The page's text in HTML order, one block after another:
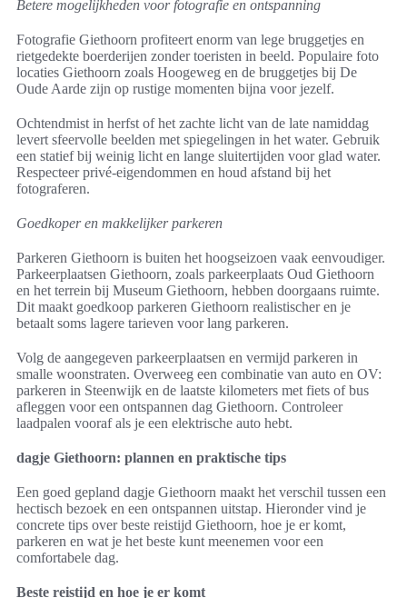
Betere mogelijkheden voor fotografie en ontspanning
Fotografie Giethoorn profiteert enorm van lege bruggetjes en
rietgedekte boerderijen zonder toeristen in beeld. Populaire foto
locaties Giethoorn zoals Hoogeweg en de bruggetjes bij De
Oude Aarde zijn op rustige momenten bijna voor jezelf.
Ochtendmist in herfst of het zachte licht van de late namiddag
levert sfeervolle beelden met spiegelingen in het water. Gebruik
een statief bij weinig licht en lange sluitertijden voor glad water.
Respecteer privé-eigendommen en houd afstand bij het
fotograferen.
Goedkoper en makkelijker parkeren
Parkeren Giethoorn is buiten het hoogseizoen vaak eenvoudiger.
Parkeerplaatsen Giethoorn, zoals parkeerplaats Oud Giethoorn
en het terrein bij Museum Giethoorn, hebben doorgaans ruimte.
Dit maakt goedkoop parkeren Giethoorn realistischer en je
betaalt soms lagere tarieven voor lang parkeren.
Volg de aangegeven parkeerplaatsen en vermijd parkeren in
smalle woonstraten. Overweeg een combinatie van auto en OV:
parkeren in Steenwijk en de laatste kilometers met fiets of bus
afleggen voor een ontspannen dag Giethoorn. Controleer
laadpalen vooraf als je een elektrische auto hebt.
dagje Giethoorn: plannen en praktische tips
Een goed gepland dagje Giethoorn maakt het verschil tussen een
hectisch bezoek en een ontspannen uitstap. Hieronder vind je
concrete tips over beste reistijd Giethoorn, hoe je er komt,
parkeren en wat je het beste kunt meenemen voor een
comfortabele dag.
Beste reistijd en hoe je er komt